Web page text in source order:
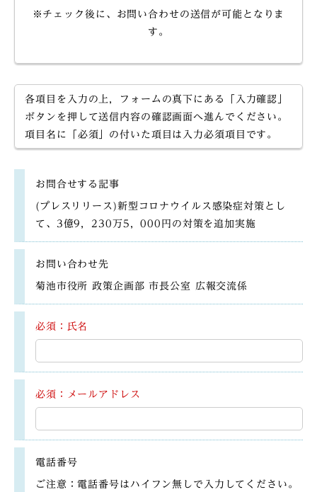
※チェック後に、お問い合わせの送信が可能となりま
す。
各項目を入力の上，フォームの真下にある「入力確認」
ボタンを押して送信内容の確認画面へ進んでください。
項目名に「必須」の付いた項目は入力必須項目です。
お問合せする記事
(プレスリリース)新型コロナウイルス感染症対策とし
て、3億9，230万5，000円の対策を追加実施
お問い合わせ先
菊池市役所 政策企画部 市長公室 広報交流係
必須：氏名
必須：メールアドレス
電話番号
ご注意：電話番号はハイフン無しで入力してください。